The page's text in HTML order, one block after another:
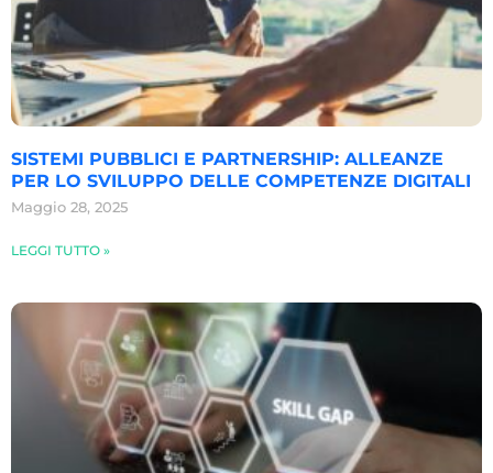
SISTEMI PUBBLICI E PARTNERSHIP: ALLEANZE
PER LO SVILUPPO DELLE COMPETENZE DIGITALI
Maggio 28, 2025
LEGGI TUTTO »